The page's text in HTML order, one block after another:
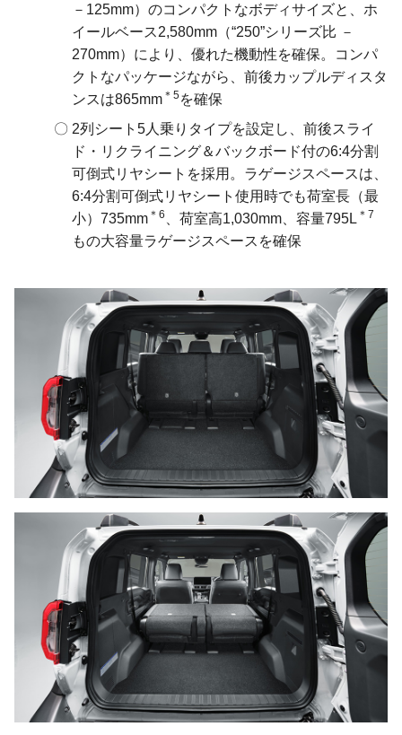
－125mm）のコンパクトなボディサイズと、ホ
イールベース2,580mm（“250”シリーズ比 －
270mm）により、優れた機動性を確保。コンパ
クトなパッケージながら、前後カップルディスタ
ンスは865mm ＊5を確保
2列シート5人乗りタイプを設定し、前後スライ
ド・リクライニング＆バックボード付の6:4分割
可倒式リヤシートを採用。ラゲージスペースは、
6:4分割可倒式リヤシート使用時でも荷室長（最
小）735mm ＊6 、荷室高1,030mm、容量795L ＊7
もの大容量ラゲージスペースを確保